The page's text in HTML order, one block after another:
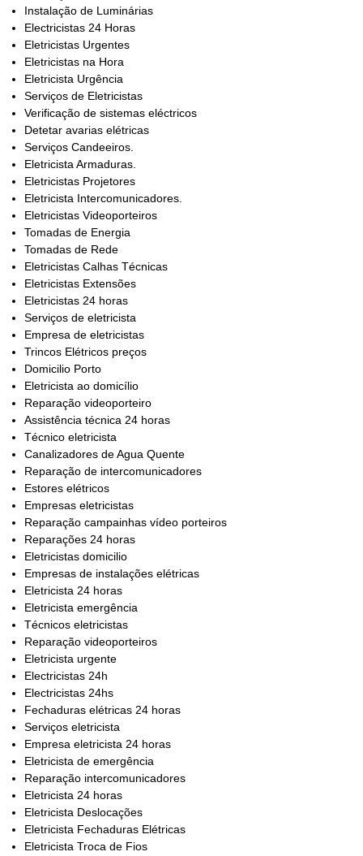
Instalação de Luminárias
Electricistas 24 Horas
Eletricistas Urgentes
Eletricistas na Hora
Eletricista Urgência
Serviços de Eletricistas
Verificação de sistemas eléctricos
Detetar avarias elétricas
Serviços Candeeiros.
Eletricista Armaduras.
Eletricistas Projetores
Eletricista Intercomunicadores.
Eletricistas Videoporteiros
Tomadas de Energia
Tomadas de Rede
Eletricistas Calhas Técnicas
Eletricistas Extensões
Eletricistas 24 horas
Serviços de eletricista
Empresa de eletricistas
Trincos Elétricos preços
Domicilio Porto
Eletricista ao domicílio
Reparação videoporteiro
Assistência técnica 24 horas
Técnico eletricista
Canalizadores de Agua Quente
Reparação de intercomunicadores
Estores elétricos
Empresas eletricistas
Reparação campainhas vídeo porteiros
Reparações 24 horas
Eletricistas domicilio
Empresas de instalações elétricas
Eletricista 24 horas
Eletricista emergência
Técnicos eletricistas
Reparação videoporteiros
Eletricista urgente
Electricistas 24h
Electricistas 24hs
Fechaduras elétricas 24 horas
Serviços eletricista
Empresa eletricista 24 horas
Eletricista de emergência
Reparação intercomunicadores
Eletricista 24 horas
Eletricista Deslocações
Eletricista Fechaduras Elétricas
Eletricista Troca de Fios